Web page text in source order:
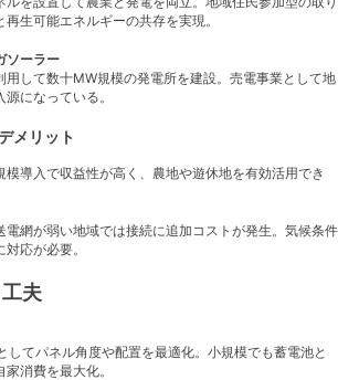
生可能エネルギーの共存を実現。
ソーラー
用して数十MW規模の発電所を建設。売電事業として地
になっている。
メリット
模導入で収益性が高く、農地や遊休地を有効活用でき
電網が弱い地域では接続に追加コストが発生。気候条件
対応が必要。
夫
してパネル角度や配置を最適化。小規模でも蓄電池と
消費を最大化。